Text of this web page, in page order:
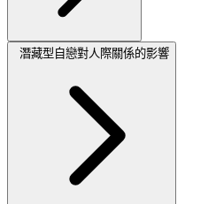
潛藏型自戀對人際關係的影響